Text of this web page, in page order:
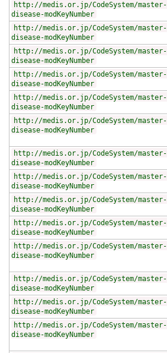
http://medis.or.jp/CodeSystem/master-
disease-modKeyNumber
http://medis.or.jp/CodeSystem/master-
disease-modKeyNumber
http://medis.or.jp/CodeSystem/master-
disease-modKeyNumber
http://medis.or.jp/CodeSystem/master-
disease-modKeyNumber
http://medis.or.jp/CodeSystem/master-
disease-modKeyNumber
http://medis.or.jp/CodeSystem/master-
disease-modKeyNumber
http://medis.or.jp/CodeSystem/master-
disease-modKeyNumber
http://medis.or.jp/CodeSystem/master-
disease-modKeyNumber
http://medis.or.jp/CodeSystem/master-
disease-modKeyNumber
http://medis.or.jp/CodeSystem/master-
disease-modKeyNumber
http://medis.or.jp/CodeSystem/master-
disease-modKeyNumber
http://medis.or.jp/CodeSystem/master-
disease-modKeyNumber
http://medis.or.jp/CodeSystem/master-
disease-modKeyNumber
http://medis.or.jp/CodeSystem/master-
disease-modKeyNumber